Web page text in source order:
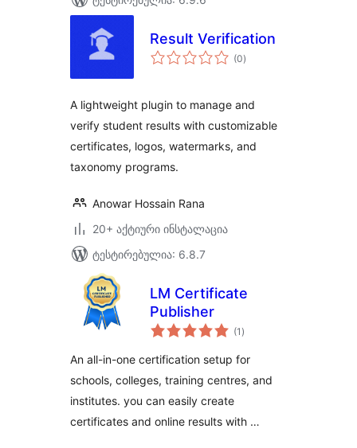
Result Verification
(0საერთო
რეიტინგი
)
A lightweight plugin to manage and
verify student results with customizable
certificates, logos, watermarks, and
taxonomy programs.
Anowar Hossain Rana
20+ აქტიური ინსტალაცია
ტესტირებულია: 6.8.7
LM Certificate
Publisher
(1 საერთო
რეიტინგი
)
An all-in-one certification setup for
schools, colleges, training centres, and
institutes. you can easily create
certificates and online results with …